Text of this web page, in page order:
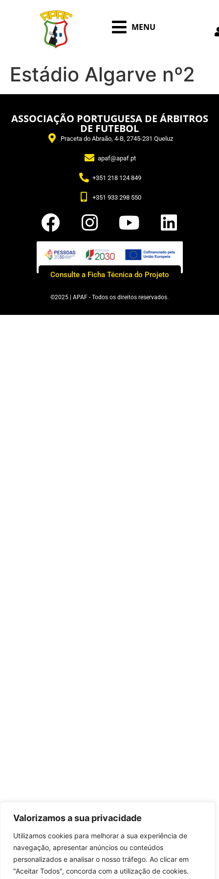
Valorizamos a sua privacidade
Utilizamos cookies para melhorar a sua experiência de
navegação, apresentar anúncios ou conteúdos
personalizados e analisar o nosso tráfego. Ao clicar em
"Aceitar Todos", concorda com a utilização de cookies.
MENU
Estádio Algarve nº2
ASSOCIAÇÃO PORTUGUESA DE ÁRBITROS
DE FUTEBOL
Praceta do Abraão, 4-B, 2745-231 Queluz
apaf@apaf.pt
+351 218 124 849
+351 933 298 550
Consulte a Ficha Técnica do Projeto
©2025 | APAF - Todos os direitos reservados.